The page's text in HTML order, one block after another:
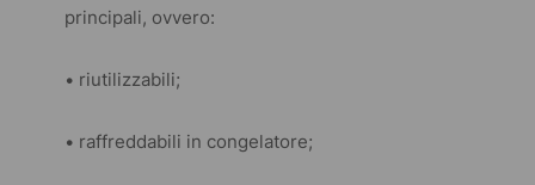
principali, ovvero:
• riutilizzabili;
• raffreddabili in congelatore;